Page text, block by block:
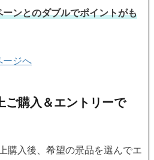
ンとのダブルでポイントがも
ージへ
ご購入＆エントリーで
購入後、希望の景品を選んでエ